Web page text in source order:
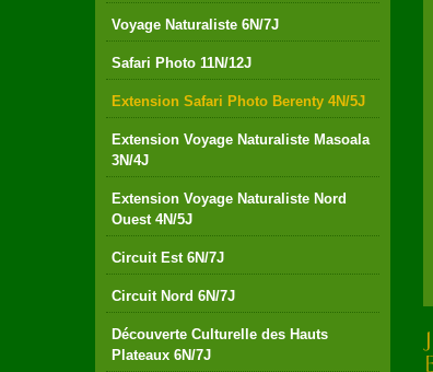
Voyage Naturaliste 6N/7J
Safari Photo 11N/12J
Extension Safari Photo Berenty 4N/5J
Extension Voyage Naturaliste Masoala
3N/4J
Extension Voyage Naturaliste Nord
Ouest 4N/5J
Circuit Est 6N/7J
Circuit Nord 6N/7J
Découverte Culturelle des Hauts
Plateaux 6N/7J